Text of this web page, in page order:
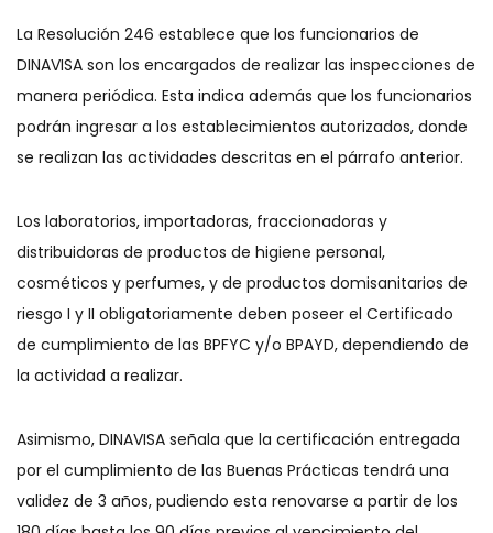
La Resolución 246 establece que los funcionarios de
DINAVISA son los encargados de realizar las inspecciones de
manera periódica. Esta indica además que los funcionarios
podrán ingresar a los establecimientos autorizados, donde
se realizan las actividades descritas en el párrafo anterior.
Los laboratorios, importadoras, fraccionadoras y
distribuidoras de productos de higiene personal,
cosméticos y perfumes, y de productos domisanitarios de
riesgo I y II obligatoriamente deben poseer el Certificado
de cumplimiento de las BPFYC y/o BPAYD, dependiendo de
la actividad a realizar.
Asimismo, DINAVISA señala que la certificación entregada
por el cumplimiento de las Buenas Prácticas tendrá una
validez de 3 años, pudiendo esta renovarse a partir de los